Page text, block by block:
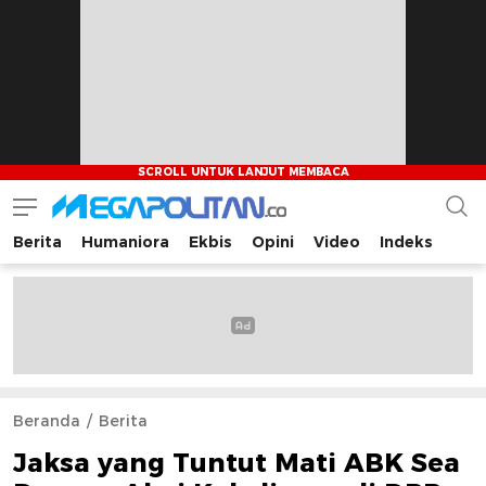
Megapolitan.co
Menyajikan berita-berita fakta bagi pembaca
Berita Humaniora Ekbis Opini Video Indeks
Beranda Berita
Jaksa yang Tuntut Mati ABK Sea